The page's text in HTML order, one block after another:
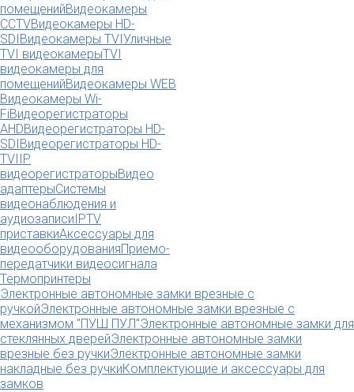
помещенийВидеокамеры
CCTVВидеокамеры HD-
SDIВидеокамеры TVIУличные
TVI видеокамерыTVI
видеокамеры для
помещенийВидеокамеры WEB
Видеокамеры Wi-
FiВидеорегистраторы
AHDВидеорегистраторы HD-
SDIВидеорегистраторы HD-
TVI IP
видеорегистраторыВидео
адаптерыСистемы
видеонаблюдения и
аудиозаписиIPTV
приставкиАксессуары для
видеооборудованияПриемо-
передатчики видеосигнала
Термопринтеры
Электронные автономные замки врезные с
ручкойЭлектронные автономные замки врезные с
механизмом "ПУШ ПУЛ"Электронные автономные замки для
стеклянных дверейЭлектронные автономные замки
врезные без ручкиЭлектронные автономные замки
накладные без ручкиКомплектующие и аксессуары для
замков